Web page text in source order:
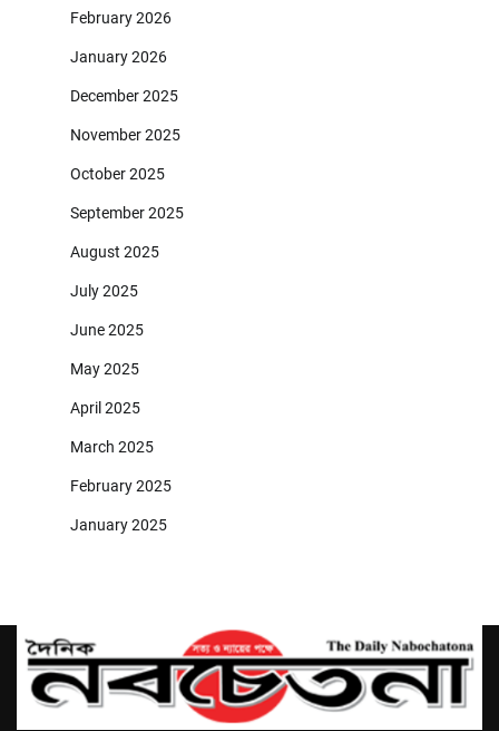
February 2026
January 2026
December 2025
November 2025
October 2025
September 2025
August 2025
July 2025
June 2025
May 2025
April 2025
March 2025
February 2025
January 2025